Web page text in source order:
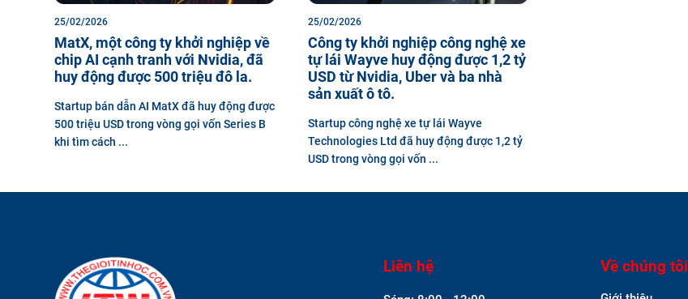
25/02/2026
MatX, một công ty khởi nghiệp về
chip AI cạnh tranh với Nvidia, đã
huy động được 500 triệu đô la.
Startup bán dẫn AI MatX đã huy động được
500 triệu USD trong vòng gọi vốn Series B
khi tìm cách ...
25/02/2026
Công ty khởi nghiệp công nghệ xe
tự lái Wayve huy động được 1,2 tỷ
USD từ Nvidia, Uber và ba nhà
sản xuất ô tô.
Startup công nghệ xe tự lái Wayve
Technologies Ltd đã huy động được 1,2 tỷ
USD trong vòng gọi vốn ...
Liên hệ Về chúng tôi